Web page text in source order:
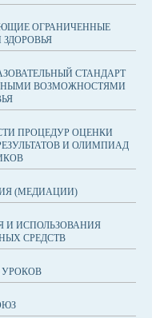
ОГРАНИЧЕННЫЕ
СТАНДАРТ
ВОЗМОЖНОСТЯМИ
ПРОЦЕДУР ОЦЕНКИ
И ОЛИМПИАД
(МЕДИАЦИИ)
И ИСПОЛЬЗОВАНИЯ
СРЕДСТВ
УРОКОВ